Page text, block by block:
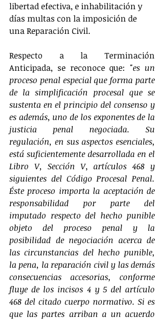
libertad efectiva, e inhabilitación y
días multas con la imposición de
una Reparación Civil.
Respecto a la Terminación
Anticipada, se reconoce que: "es un
proceso penal especial que forma parte
de la simplificación procesal que se
sustenta en el principio del consenso y
es además, uno de los exponentes de la
justicia penal negociada. Su
regulación, en sus aspectos esenciales,
está suficientemente desarrollada en el
Libro V, Sección V, artículos 468 y
siguientes del Código Procesal Penal.
Éste proceso importa la aceptación de
responsabilidad por parte del
imputado respecto del hecho punible
objeto del proceso penal y la
posibilidad de negociación acerca de
las circunstancias del hecho punible,
la pena, la reparación civil y las demás
consecuencias accesorias, conforme
fluye de los incisos 4 y 5 del artículo
468 del citado cuerpo normativo. Si es
que las partes arriban a un acuerdo